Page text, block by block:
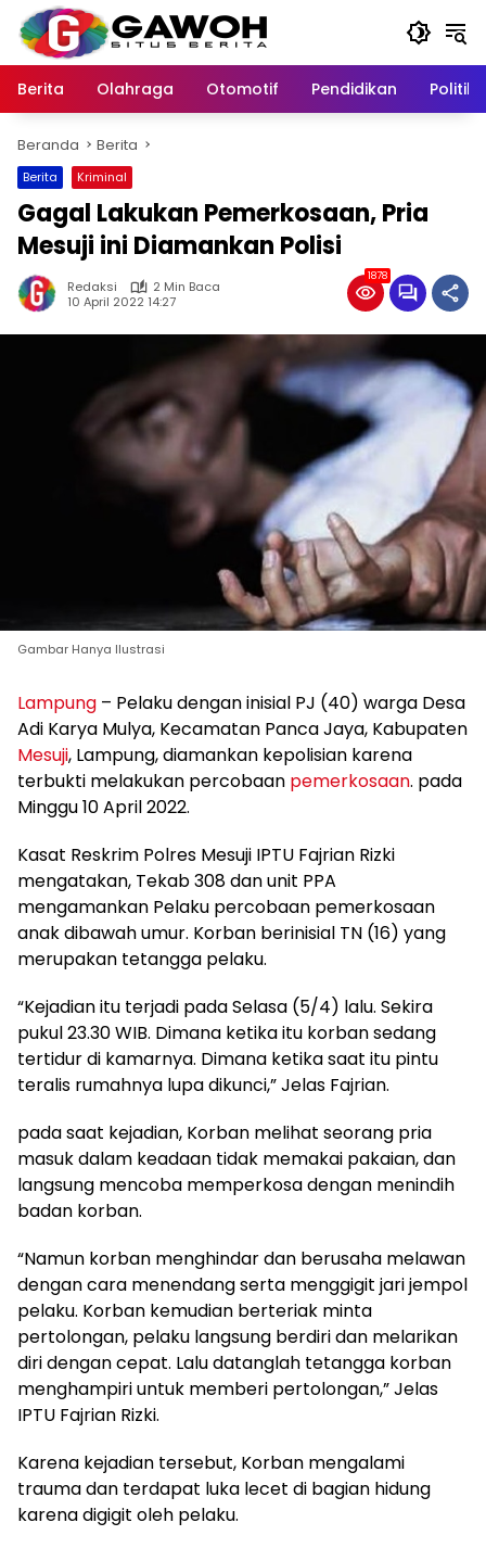
Langsung
konten
Berita
Olahraga Otomotif Pendidikan Politik
Beranda Berita
Berita Kriminal
Gagal Lakukan Pemerkosaan, Pria
Mesuji ini Diamankan Polisi
Redaksi
2 Min Baca
10 April 2022 14:27
1878
Gambar Hanya Ilustrasi
Lampung – Pelaku dengan inisial PJ (40) warga Desa
Adi Karya Mulya, Kecamatan Panca Jaya, Kabupaten
Mesuji, Lampung, diamankan kepolisian karena
terbukti melakukan percobaan pemerkosaan. pada
Minggu 10 April 2022.
Kasat Reskrim Polres Mesuji IPTU Fajrian Rizki
mengatakan, Tekab 308 dan unit PPA
mengamankan Pelaku percobaan pemerkosaan
anak dibawah umur. Korban berinisial TN (16) yang
merupakan tetangga pelaku.
“Kejadian itu terjadi pada Selasa (5/4) lalu. Sekira
pukul 23.30 WIB. Dimana ketika itu korban sedang
tertidur di kamarnya. Dimana ketika saat itu pintu
teralis rumahnya lupa dikunci,” Jelas Fajrian.
pada saat kejadian, Korban melihat seorang pria
masuk dalam keadaan tidak memakai pakaian, dan
langsung mencoba memperkosa dengan menindih
badan korban.
“Namun korban menghindar dan berusaha melawan
dengan cara menendang serta menggigit jari jempol
pelaku. Korban kemudian berteriak minta
pertolongan, pelaku langsung berdiri dan melarikan
diri dengan cepat. Lalu datanglah tetangga korban
menghampiri untuk memberi pertolongan,” Jelas
IPTU Fajrian Rizki.
Karena kejadian tersebut, Korban mengalami
trauma dan terdapat luka lecet di bagian hidung
karena digigit oleh pelaku.